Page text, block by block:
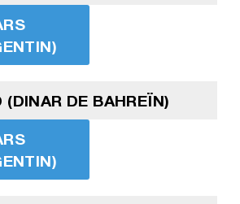
(DINAR DE BAHREÏN)